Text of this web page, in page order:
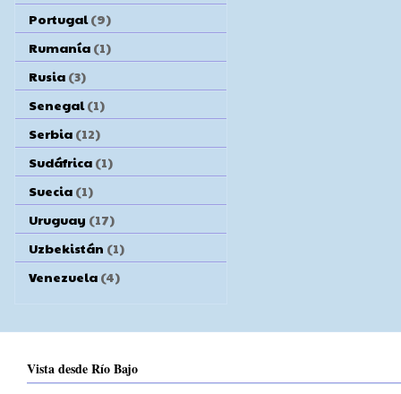
Portugal (9)
Rumanía (1)
Rusia (3)
Senegal (1)
Serbia (12)
Sudáfrica (1)
Suecia (1)
Uruguay (17)
Uzbekistán (1)
Venezuela (4)
Vista desde Río Bajo